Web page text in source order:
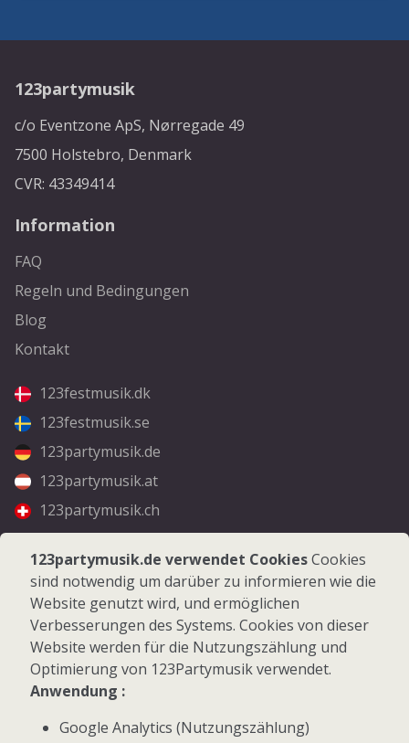
123partymusik
c/o Eventzone ApS, Nørregade 49
7500 Holstebro, Denmark
CVR: 43349414
Information
FAQ
Regeln und Bedingungen
Blog
Kontakt
123festmusik.dk
123festmusik.se
123partymusik.de
123partymusik.at
123partymusik.ch
Folgen Sie uns
Facebook
Instagram
© 2026 123Partymusik.de - Alle Rechte vorbehalten
123partymusik.de verwendet CookiesCookies
sind notwendig um darüber zu informieren wie die
Website genutzt wird, und ermöglichen
Verbesserungen des Systems. Cookies von dieser
Website werden für die Nutzungszählung und
Optimierung von 123Partymusik verwendet.
Anwendung :
Google Analytics (Nutzungszählung)